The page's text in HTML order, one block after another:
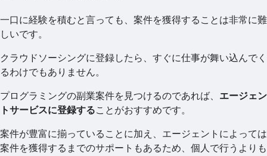
一口に経験を積むと言っても、案件を獲得することは非常に難
しいです。
クラウドソーシングに登録したら、すぐに仕事が舞い込んでく
るわけでもありません。
プログラミングの副業案件を見つけるのであれば、 エージェン
トサービスに登録することがおすすめです。
案件が豊富に揃っていることに加え、エージェントによっては
案件を獲得するまでのサポートもあるため、個人で行うよりも